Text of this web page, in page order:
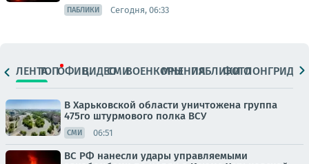
ПАБЛИКИ Сегодня, 06:33
ЛЕНТАТОПОФИЦ.ВИДЕОСМИВОЕНКОРЫМНЕНИЯПАБЛИКИ
ФОТОЛОНГРИДЫ
В Харьковской области уничтожена группа
475го штурмового полка ВСУ
СМИ 06:51
ВС РФ нанесли удары управляемыми